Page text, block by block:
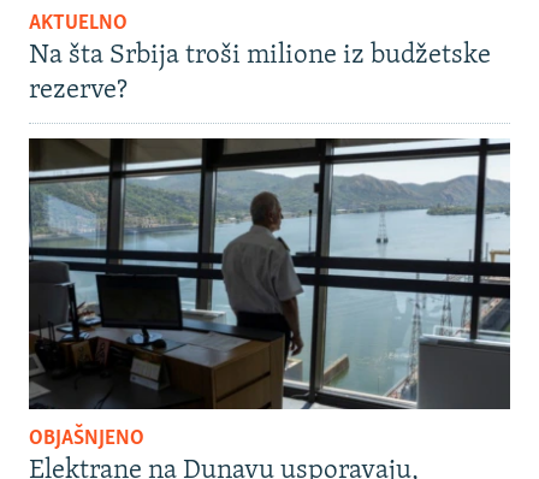
AKTUELNO
Na šta Srbija troši milione iz budžetske
rezerve?
OBJAŠNJENO
Elektrane na Dunavu usporavaju,